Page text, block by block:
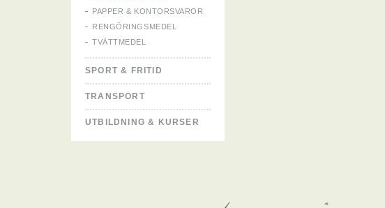
PAPPER & KONTORSVAROR
RENGÖRINGSMEDEL
TVÄTTMEDEL
SPORT & FRITID
TRANSPORT
UTBILDNING & KURSER